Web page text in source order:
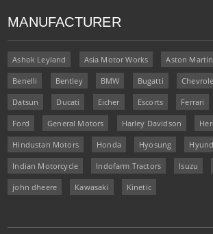
MANUFACTURER
Ashok Leyland Asia Motor Works Aston Martin
Benelli Bentley BMW Bugatti
Datsun Ducati Eicher Escorts Ferrari
Ford General Motors Harley Davidson
Hindustan Motors Honda Hyosung
Indian Motorcycle Indofarm Tractors Isuzu
john dheere Kawasaki Kinetic